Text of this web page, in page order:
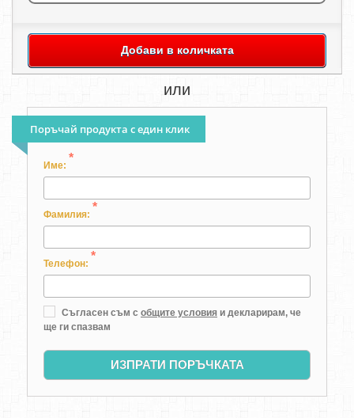
Добави в количката
или
Поръчай продукта с един клик
Име:
*
Фамилия:
*
Телефон:
*
Съгласен съм с общите условия и декларирам, че
ще ги спазвам
ИЗПРАТИ ПОРЪЧКАТА